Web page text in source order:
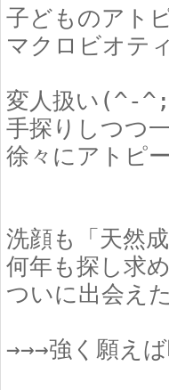
子どものアト
マクロビオテ
変人扱い(^-
手探りしつつ
徐々にアトピ
洗顔も「天然
何年も探し求
ついに出会え
→→→強く願え